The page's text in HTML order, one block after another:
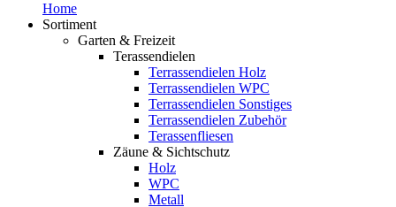
Home
Sortiment
Garten & Freizeit
Terassendielen
Terrassendielen Holz
Terrassendielen WPC
Terrassendielen Sonstiges
Terrassendielen Zubehör
Terassenfliesen
Zäune & Sichtschutz
Holz
WPC
Metall